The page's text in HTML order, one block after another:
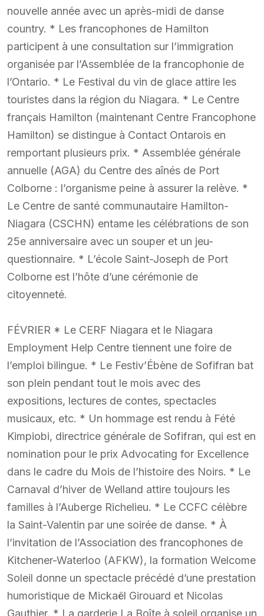
nouvelle année avec un après-midi de danse
country. * Les francophones de Hamilton
participent à une consultation sur l’immigration
organisée par l’Assemblée de la francophonie de
l’Ontario. * Le Festival du vin de glace attire les
touristes dans la région du Niagara. * Le Centre
français Hamilton (maintenant Centre Francophone
Hamilton) se distingue à Contact Ontarois en
remportant plusieurs prix. * Assemblée générale
annuelle (AGA) du Centre des aînés de Port
Colborne : l’organisme peine à assurer la relève. *
Le Centre de santé communautaire Hamilton-
Niagara (CSCHN) entame les célébrations de son
25e anniversaire avec un souper et un jeu-
questionnaire. * L’école Saint-Joseph de Port
Colborne est l’hôte d’une cérémonie de
citoyenneté.
FÉVRIER * Le CERF Niagara et le Niagara
Employment Help Centre tiennent une foire de
l’emploi bilingue. * Le Festiv’Ébène de Sofifran bat
son plein pendant tout le mois avec des
expositions, lectures de contes, spectacles
musicaux, etc. * Un hommage est rendu à Fété
Kimpiobi, directrice générale de Sofifran, qui est en
nomination pour le prix Advocating for Excellence
dans le cadre du Mois de l’histoire des Noirs. * Le
Carnaval d’hiver de Welland attire toujours les
familles à l’Auberge Richelieu. * Le CCFC célèbre
la Saint-Valentin par une soirée de danse. * À
l’invitation de l’Association des francophones de
Kitchener-Waterloo (AFKW), la formation Welcome
Soleil donne un spectacle précédé d’une prestation
humoristique de Mickaël Girouard et Nicolas
Gauthier. * La garderie La Boîte à soleil organise un